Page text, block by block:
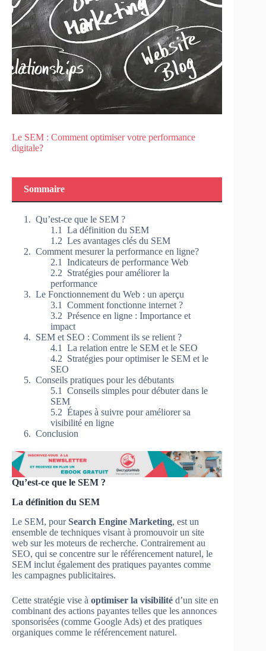
Le SEM : Comment optimiser votre performance
digitale?
Sommaire
Qu’est-ce que le SEM ?
La définition du SEM
Les avantages clés du SEM
Comment mesurer la performance en ligne?
Indicateurs de performance Web
Stratégies pour améliorer la
performance
Le Fonctionnement du Web : un aperçu
Comment fonctionne internet ?
Présence en ligne : Importance et
impact
SEM et SEO : Comment ils se relient ?
La relation entre le SEM et le SEO
Stratégies pour optimiser le SEM et le
SEO
Conseils pratiques pour les débutants
Conseils simples pour débuter dans le
SEM
Étapes à suivre pour améliorer sa
visibilité en ligne
Conclusion
Qu’est-ce que le SEM ?
La définition du SEM
Le SEM, pourSearch Engine Marketing, est un
ensemble de techniques visant à promouvoir un site
web sur les moteurs de recherche. Contrairement au
SEO, qui se concentre sur le référencement naturel, le
SEM inclut également des pratiques payantes comme
les campagnes publicitaires.
Cette stratégie vise à optimiser la visibilité d’un site en
combinant des actions payantes telles que les annonces
sponsorisées (comme Google Ads) et des pratiques
organiques comme le référencement naturel.